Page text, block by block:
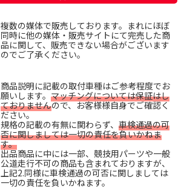
複数の媒体で販売しております。まれにほぼ
同時に他の媒体・販売サイトにて完売した商
品に関して、販売できない場合がございます
のでご了承ください。
商品説明に記載の取付車種はご参考程度でお
願いします。 マッチングについては保証はし
ておりませんので、お客様様自身でご確認く
ださい。
規格の記載の有無に関わらず、 車検通過の可
否に関しましては一切の責任を負いかねま
す。
出品商品に中には一部、競技用パーツや一般
公道走行不可の商品も含まれておりますが、
上記2.同様に車検通過の可否に関しましては
一切の責任を負いかねます。